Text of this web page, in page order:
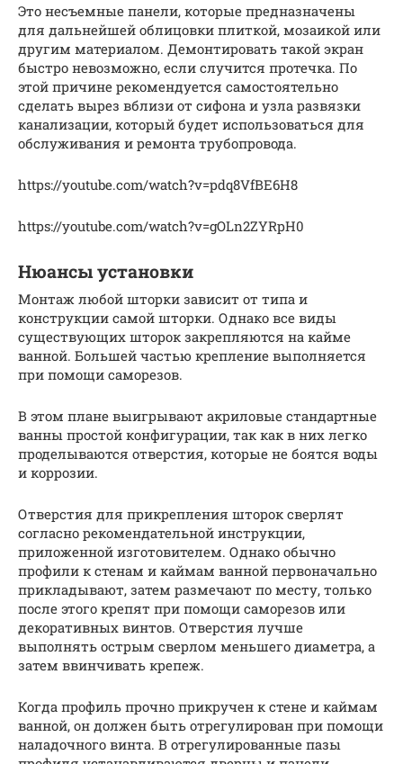
Это несъемные панели, которые предназначены
для дальнейшей облицовки плиткой, мозаикой или
другим материалом. Демонтировать такой экран
быстро невозможно, если случится протечка. По
этой причине рекомендуется самостоятельно
сделать вырез вблизи от сифона и узла развязки
канализации, который будет использоваться для
обслуживания и ремонта трубопровода.
https://youtube.com/watch?v=pdq8VfBE6H8
https://youtube.com/watch?v=gOLn2ZYRpH0
Нюансы установки
Монтаж любой шторки зависит от типа и
конструкции самой шторки. Однако все виды
существующих шторок закрепляются на кайме
ванной. Большей частью крепление выполняется
при помощи саморезов.
В этом плане выигрывают акриловые стандартные
ванны простой конфигурации, так как в них легко
проделываются отверстия, которые не боятся воды
и коррозии.
Отверстия для прикрепления шторок сверлят
согласно рекомендательной инструкции,
приложенной изготовителем. Однако обычно
профили к стенам и каймам ванной первоначально
прикладывают, затем размечают по месту, только
после этого крепят при помощи саморезов или
декоративных винтов. Отверстия лучше
выполнять острым сверлом меньшего диаметра, а
затем ввинчивать крепеж.
Когда профиль прочно прикручен к стене и каймам
ванной, он должен быть отрегулирован при помощи
наладочного винта. В отрегулированные пазы